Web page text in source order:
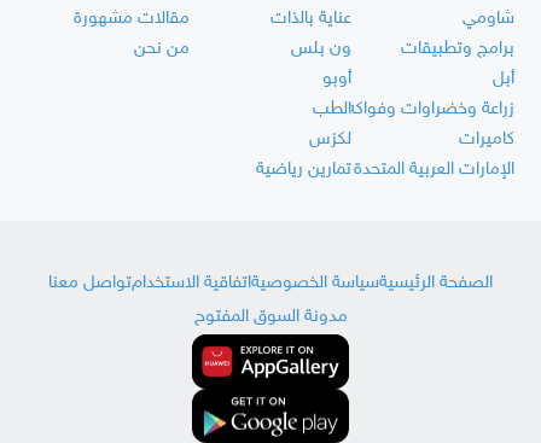
شاومي
عناية بالذات
برامج وتطبيقات
ون بلس
أبل
أوبو
زراعة وخضراوات وفواكهالطب
كاميرات
لكزس
الإمارات العربية المتحدةتمارين رياضية
مقالات مشهورة
من نحن
الصفحة الرئيسيةسياسة الخصوصيةاتفاقية الاستخدامتواصل معنا
مدونة السوق المفتوح